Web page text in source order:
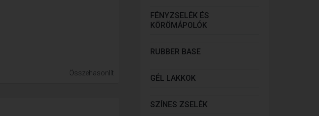
Összehasonlít
FÉNYZSELÉK ÉS
KÖRÖMÁPOLÓK
RUBBER BASE
GÉL LAKKOK
SZÍNES ZSELÉK